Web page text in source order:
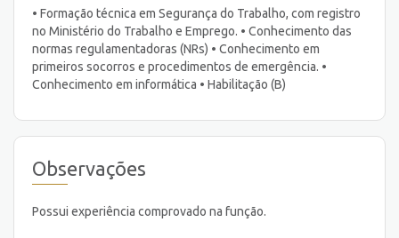
• Formação técnica em Segurança do Trabalho, com registro
no Ministério do Trabalho e Emprego. • Conhecimento das
normas regulamentadoras (NRs) • Conhecimento em
primeiros socorros e procedimentos de emergência. •
Conhecimento em informática • Habilitação (B)
Observações
Possui experiência comprovado na função.